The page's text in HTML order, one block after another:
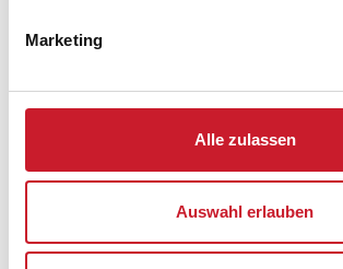
Marketing
Alle zulassen
Auswahl erlauben
Belegungskalender
Reisedauer auswählen
Anreisetag im Belegungskalender
Sie bekommen Verfügbarkeit und